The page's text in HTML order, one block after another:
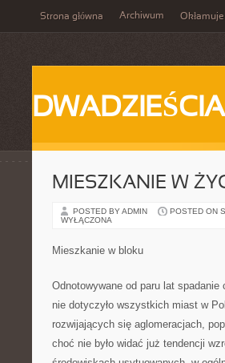
Strona główna Archiwum Okłamuje
DWADZIEŚCIA
MIESZKANIE W
POSTED BY ADMIN POSTED ON
WYŁĄCZONA
Mieszkanie w bloku
Odnotowywane od paru lat
nie dotyczyło wszystkich miast w
rozwijających się aglomeracjach,
choć nie było widać już tendencji